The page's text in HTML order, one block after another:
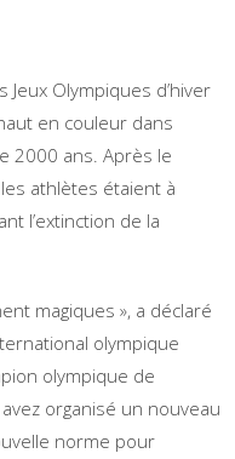
Olympiques d’hiver
en couleur dans
2000 ans. Après le
athlètes étaient à
l’extinction de la
magiques », a déclaré
olympique
olympique de
organisé un nouveau
norme pour